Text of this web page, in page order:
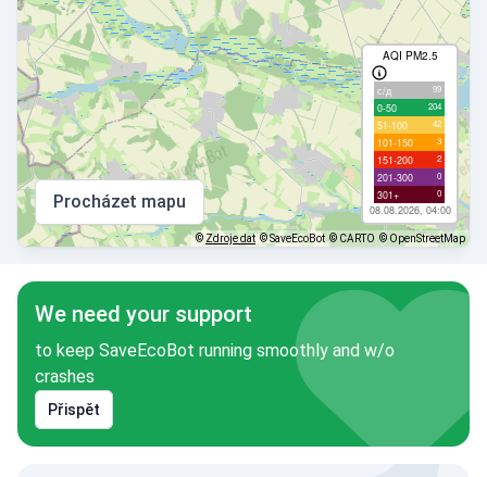
AQI PM2.5
с/д 99
0-50 204
51-100 42
101-150 3
151-200 2
201-300 0
301+ 0
08.08.2026, 04:00
Procházet mapu
©Zdroje dat © SaveEcoBot © CARTO © OpenStreetMap
We need your support
to keep SaveEcoBot running smoothly and w/o
crashes
Přispět